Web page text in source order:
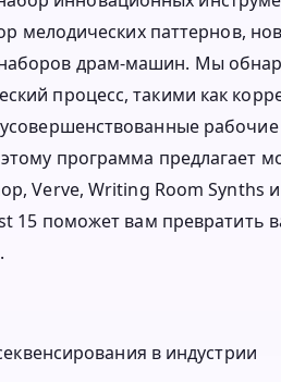
мелодических паттернов,
драм-машин. Мы
процесс, такими как
программа предлагает
Verve, Writing Room Synths
15 поможет вам превратить
в индустрии